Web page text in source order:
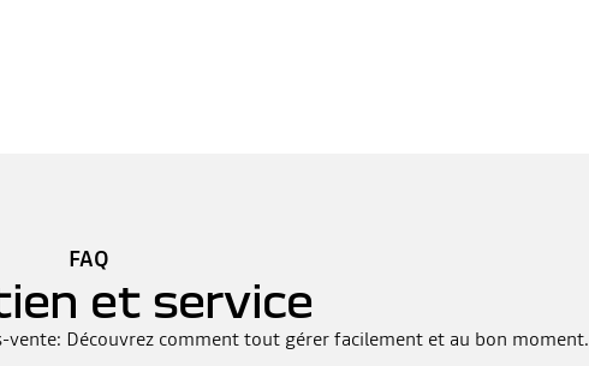
FAQ
et service
Découvrez comment tout gérer facilement et au bon moment.